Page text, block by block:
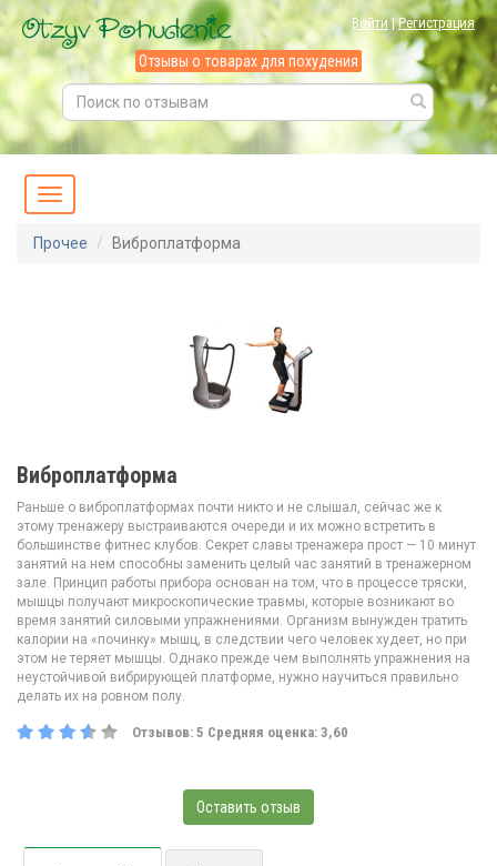
Войти|Регистрация
Отзывы о товарах для похудения
Прочее Виброплатформа
Виброплатформа
Раньше о виброплатформах почти никто и не слышал, сейчас же к
этому тренажеру выстраиваются очереди и их можно встретить в
большинстве фитнес клубов. Секрет славы тренажера прост — 10 минут
занятий на нем способны заменить целый час занятий в тренажерном
зале. Принцип работы прибора основан на том, что в процессе тряски,
мышцы получают микроскопические травмы, которые возникают во
время занятий силовыми упражнениями. Организм вынужден тратить
калории на «починку» мышц, в следствии чего человек худеет, но при
этом не теряет мышцы. Однако прежде чем выполнять упражнения на
неустойчивой вибрирующей платформе, нужно научиться правильно
делать их на ровном полу.
Отзывов: 5 Средняя оценка: 3,60
Оставить отзыв